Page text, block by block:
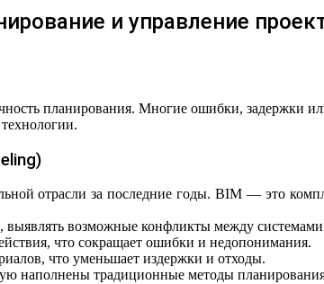
и управление
планирования. Многие ошибки, задержки
отрасли за последние годы. BIM — это
возможные конфликты между системами
что сокращает ошибки и недопонимания.
что уменьшает издержки и отходы.
наполнены традиционные методы